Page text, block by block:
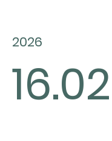
2026
16.02